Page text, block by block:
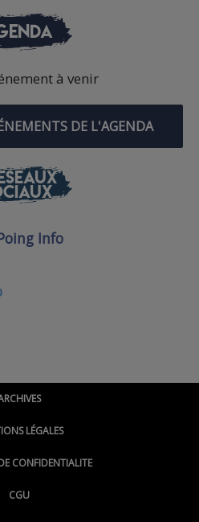
à venir
DE L'AGENDA
Info
LÉGALES
CONFIDENTIALITE
CGU